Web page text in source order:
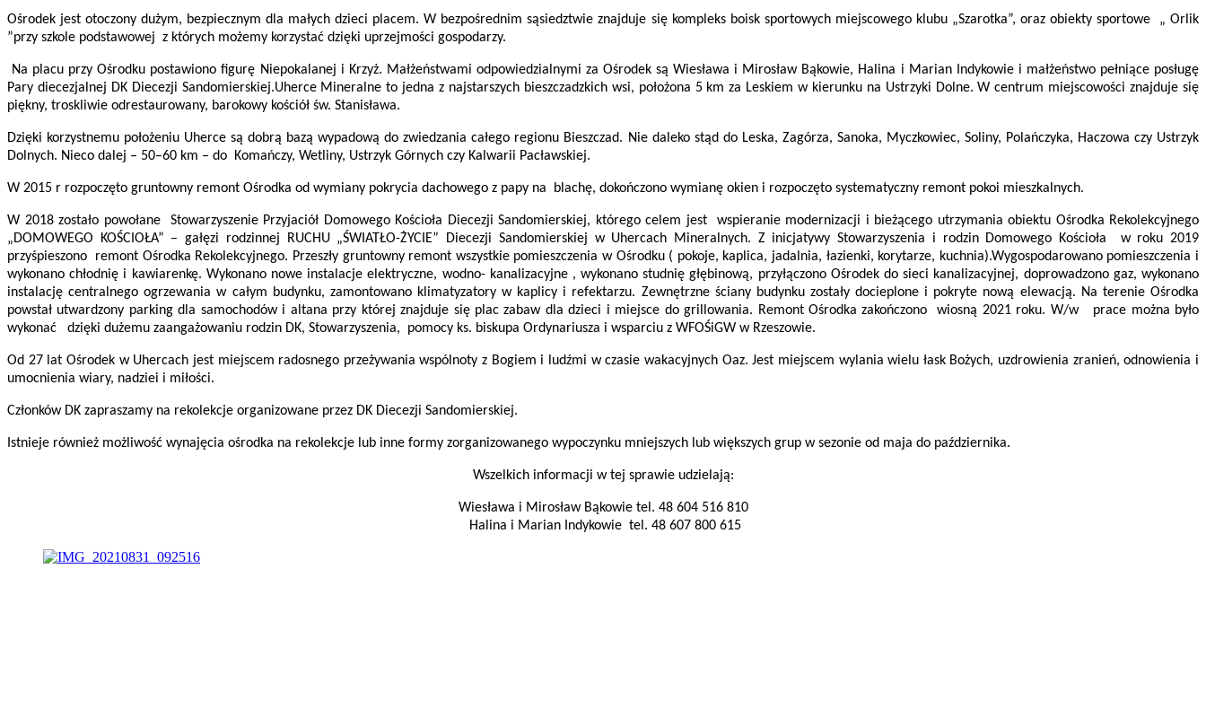
Ośrodek jest otoczony dużym, bezpiecznym dla małych dzieci placem. W bezpośrednim sąsiedztwie znajduje się kompleks boisk sportowych miejscowego klubu „Szarotka”, oraz obiekty sportowe „ Orlik
”przy szkole podstawowej z których możemy korzystać dzięki uprzejmości gospodarzy.
Na placu przy Ośrodku postawiono figurę Niepokalanej i Krzyż. Małżeństwami odpowiedzialnymi za Ośrodek są Wiesława i Mirosław Bąkowie, Halina i Marian Indykowie i małżeństwo pełniące posługę
Pary diecezjalnej DK Diecezji Sandomierskiej.Uherce Mineralne to jedna z najstarszych bieszczadzkich wsi, położona 5 km za Leskiem w kierunku na Ustrzyki Dolne. W centrum miejscowości znajduje się
piękny, troskliwie odrestaurowany, barokowy kościół św. Stanisława.
Dzięki korzystnemu położeniu Uherce są dobrą bazą wypadową do zwiedzania całego regionu Bieszczad. Nie daleko stąd do Leska, Zagórza, Sanoka, Myczkowiec, Soliny, Polańczyka, Haczowa czy Ustrzyk
Dolnych. Nieco dalej – 50–60 km – do Komańczy, Wetliny, Ustrzyk Górnych czy Kalwarii Pacławskiej.
W 2015 r rozpoczęto gruntowny remont Ośrodka od wymiany pokrycia dachowego z papy na blachę, dokończono wymianę okien i rozpoczęto systematyczny remont pokoi mieszkalnych.
W 2018 zostało powołane Stowarzyszenie Przyjaciół Domowego Kościoła Diecezji Sandomierskiej, którego celem jest
wspieranie modernizacji i bieżącego utrzymania obiektu Ośrodka Rekolekcyjnego
„DOMOWEGO KOŚCIOŁA” – gałęzi rodzinnej RUCHU „ŚWIATŁO-ŻYCIE” Diecezji Sandomierskiej w Uhercach Mineralnych. Z inicjatywy Stowarzyszenia i rodzin Domowego Kościoła w roku 2019
przyśpieszono remont Ośrodka Rekolekcyjnego. Przeszły gruntowny remont wszystkie pomieszczenia w Ośrodku ( pokoje, kaplica, jadalnia, łazienki, korytarze, kuchnia).Wygospodarowano pomieszczenia i
wykonano chłodnię i kawiarenkę. Wykonano nowe instalacje elektryczne, wodno- kanalizacyjne , wykonano studnię głębinową, przyłączono Ośrodek do sieci kanalizacyjnej, doprowadzono gaz, wykonano
instalację centralnego ogrzewania w całym budynku, zamontowano klimatyzatory w kaplicy i refektarzu. Zewnętrzne ściany budynku zostały docieplone i pokryte nową elewacją. Na terenie Ośrodka
powstał utwardzony parking dla samochodów i altana przy której znajduje się plac zabaw dla dzieci i miejsce do grillowania. Remont Ośrodka zakończono wiosną 2021 roku. W/w prace można było
wykonać dzięki dużemu zaangażowaniu rodzin DK, Stowarzyszenia, pomocy ks. biskupa Ordynariusza i wsparciu z WFOŚiGW w Rzeszowie.
Od 27 lat Ośrodek w Uhercach jest miejscem radosnego przeżywania wspólnoty z Bogiem i ludźmi w czasie wakacyjnych Oaz. Jest miejscem wylania wielu łask Bożych, uzdrowienia zranień, odnowienia i
umocnienia wiary, nadziei i miłości.
Członków DK zapraszamy na rekolekcje organizowane przez DK Diecezji Sandomierskiej.
Istnieje również możliwość wynajęcia ośrodka na rekolekcje lub inne formy zorganizowanego wypoczynku mniejszych lub większych grup w sezonie od maja do października.
Wszelkich informacji w tej sprawie udzielają:
Wiesława i Mirosław Bąkowie tel. 48 604 516 810
Halina i Marian Indykowie tel. 48 607 800 615